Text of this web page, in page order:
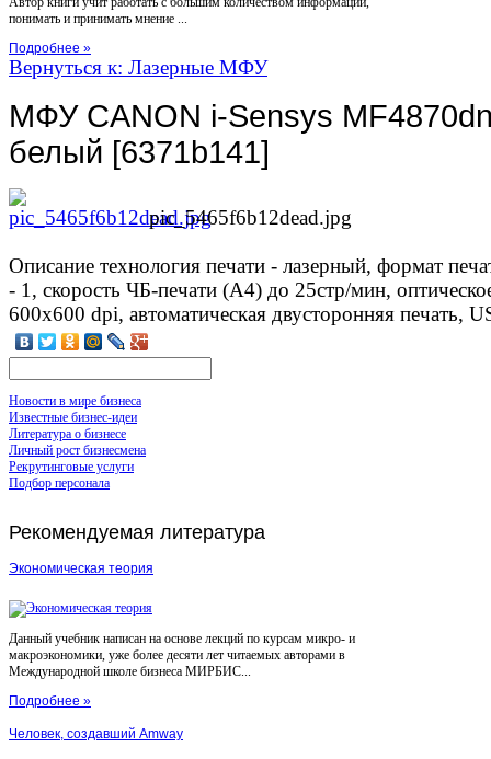
понимать и принимать мнение ...
Подробнее »
Вернуться к: Лазерные МФУ
МФУ CANON i-Sensys
белый [6371b141]
pic_5465f6b12dead.jpg
Описание технология печати - лазерный, формат
- 1, скорость ЧБ-печати (А4) до 25стр/мин,
600x600 dpi, автоматическая двусторонняя печать,
Новости в мире бизнеса
Известные бизнес-идеи
Литература о бизнесе
Личный рост бизнесмена
Рекрутинговые услуги
Подбор персонала
Рекомендуемая литература
Экономическая теория
Данный учебник написан на основе лекций по курсам микро- и
макроэкономики, уже более десяти лет читаемых авторами в
Международной школе бизнеса МИРБИС...
Подробнее »
Человек, создавший Amway